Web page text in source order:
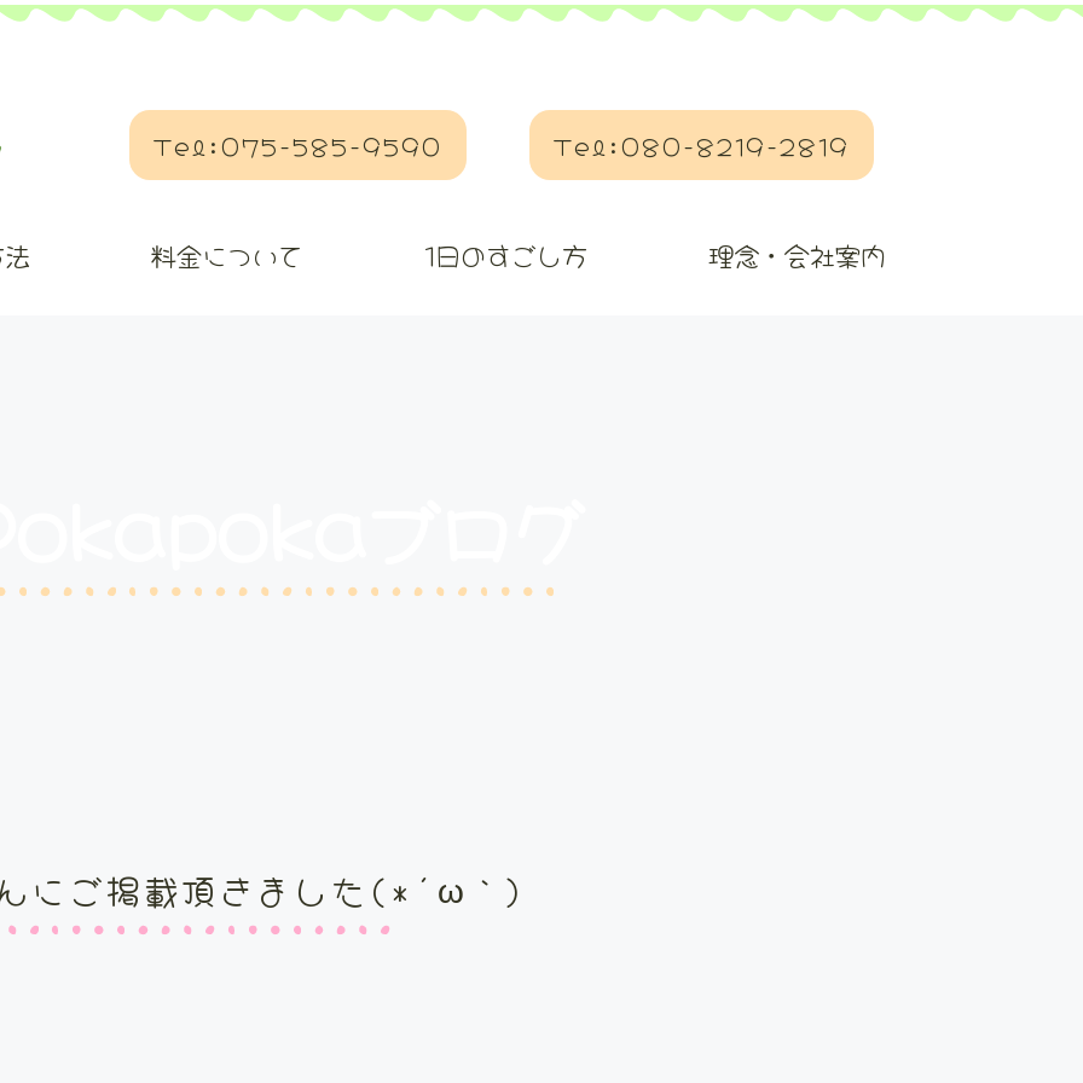
Tel:075-585-9590 Tel:080-8219-2819
料金について 1日のすごし方 理念・会社案内
にご掲載頂きました(*´ω｀)